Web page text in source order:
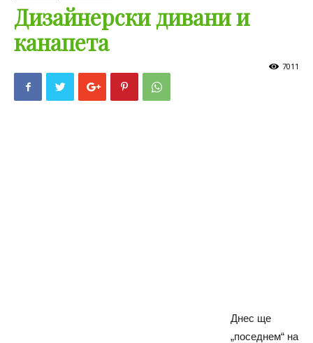
Дизайнерски дивани и
канапета
7011
Днес ще
„поседнем“ на